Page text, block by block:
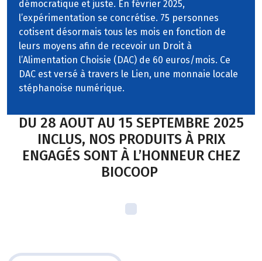
démocratique et juste. En février 2025,
l’expérimentation se concrétise. 75 personnes
cotisent désormais tous les mois en fonction de
leurs moyens afin de recevoir un Droit à
l’Alimentation Choisie (DAC) de 60 euros/mois. Ce
DAC est versé à travers le Lien, une monnaie locale
stéphanoise numérique.
DU 28 AOUT AU 15 SEPTEMBRE 2025
INCLUS, NOS PRODUITS À PRIX
ENGAGÉS SONT À L’HONNEUR CHEZ
BIOCOOP